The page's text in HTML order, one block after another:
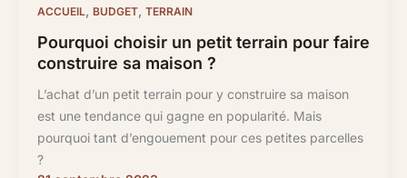
ACCUEIL BUDGET TERRAIN
Pourquoi choisir un petit terrain pour faire
construire sa maison ?
L’achat d’un petit terrain pour y construire sa maison
est une tendance qui gagne en popularité. Mais
pourquoi tant d’engouement pour ces petites parcelles
?